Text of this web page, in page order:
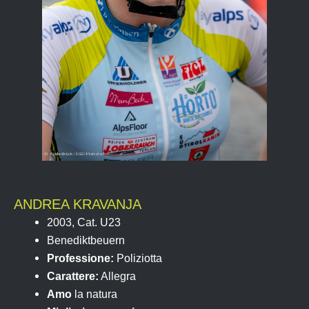
ANDREA KRAVANJA
2003, Cat. U23
Benediktbeuern
Professione: Poliziotta
Carattere: Allegra
Amo la natura